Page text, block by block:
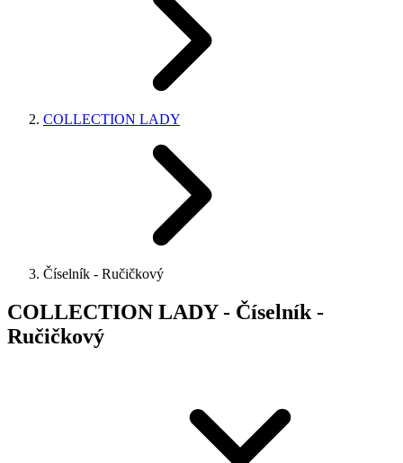
COLLECTION LADY
Číselník - Ručičkový
COLLECTION LADY - Číselník -
Ručičkový